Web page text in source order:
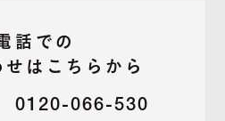
話での
はこちらから
0120-066-530